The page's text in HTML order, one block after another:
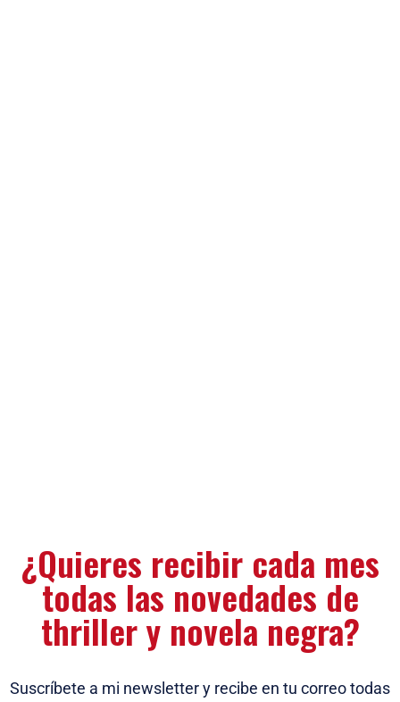
¿Quieres recibir cada mes
todas las novedades de
thriller y novela negra?
Suscríbete a mi newsletter y recibe en tu correo todas